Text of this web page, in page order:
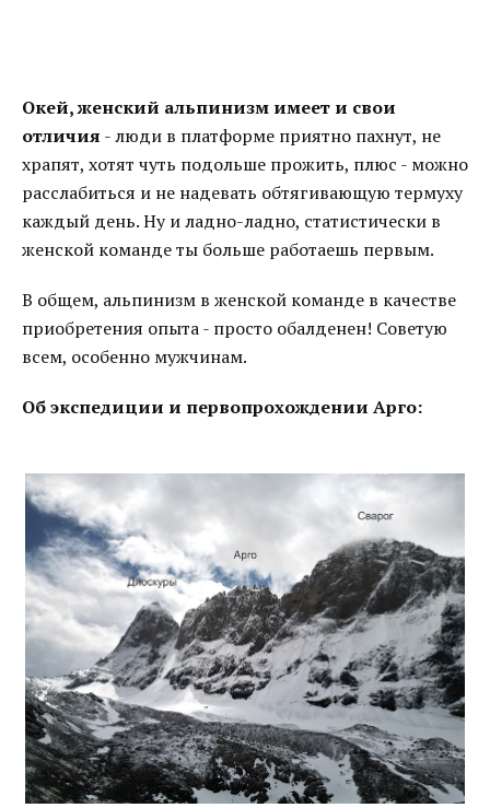
Окей, женский альпинизм имеет и свои
отличия - люди в платформе приятно пахнут, не
храпят, хотят чуть подольше прожить, плюс - можно
расслабиться и не надевать обтягивающую термуху
каждый день. Ну и ладно-ладно, статистически в
женской команде ты больше работаешь первым.
В общем, альпинизм в женской команде в качестве
приобретения опыта - просто обалденен! Советую
всем, особенно мужчинам.
Об экспедиции и первопрохождении Арго: